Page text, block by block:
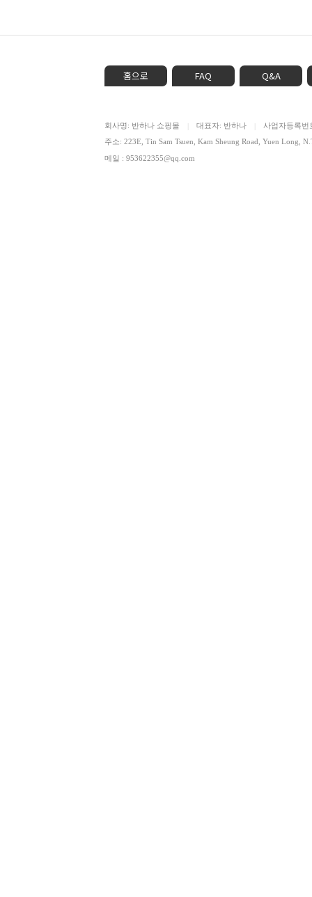
홈으로 FAQ Q&A
회사명: 반하나 쇼핑몰 대표자: 반하나
사업자등록
주소: 223E, Tin Sam Tsuen, Kam Sheung Road, Yuen Long,
메일 : 953622355@qq.com